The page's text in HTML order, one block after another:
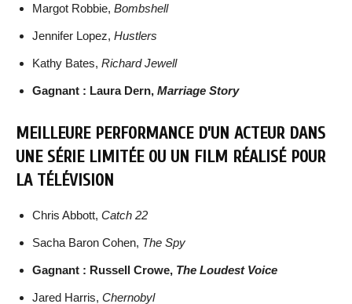
Margot Robbie, Bombshell
Jennifer Lopez, Hustlers
Kathy Bates, Richard Jewell
Gagnant : Laura Dern, Marriage Story
MEILLEURE PERFORMANCE D’UN ACTEUR DANS
UNE SÉRIE LIMITÉE OU UN FILM RÉALISÉ POUR
LA TÉLÉVISION
Chris Abbott, Catch 22
Sacha Baron Cohen, The Spy
Gagnant : Russell Crowe, The Loudest Voice
Jared Harris, Chernobyl